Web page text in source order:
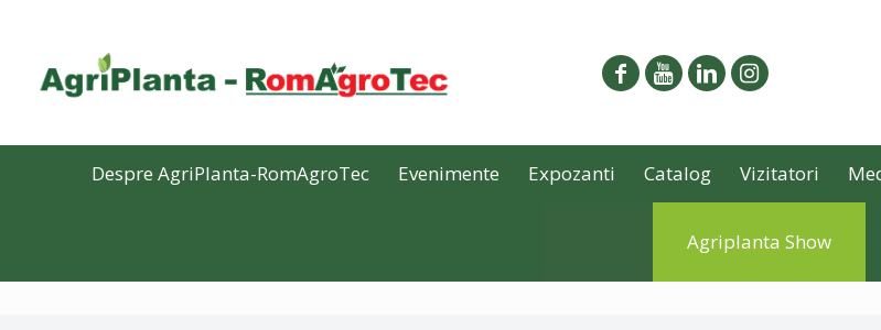
Despre AgriPlanta-RomAgroTec Evenimente Expozanti Catalog Vizitatori
Agriplanta Show